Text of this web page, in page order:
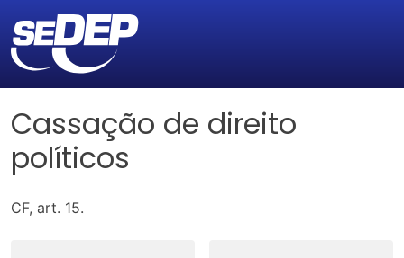
Cassação de direito
políticos
CF, art. 15.